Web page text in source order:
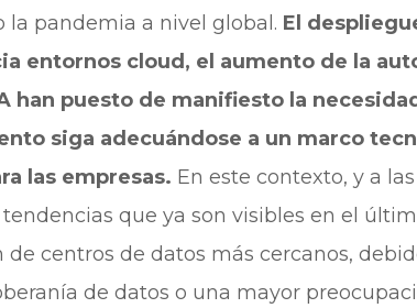
la pandemia a nivel global. El
entornos cloud, el aumento de la
han puesto de manifiesto la
siga adecuándose a un marco
las empresas. En este contexto, y a
que ya son visibles en el
de centros de datos más cercanos,
de datos o una mayor